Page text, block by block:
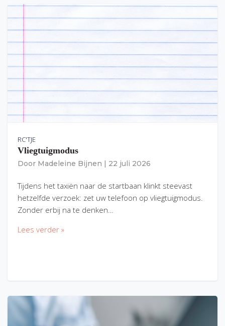
RC'TJE
Vliegtuigmodus
Door Madeleine Bijnen 22 juli 2026
Tijdens het taxiën naar de startbaan klinkt steevast
hetzelfde verzoek: zet uw telefoon op vliegtuigmodus.
Zonder erbij na te denken…
Lees verder »